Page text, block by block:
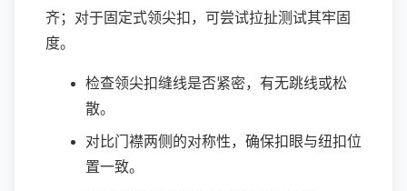
齐；对于固定式领尖扣，可尝试拉扯测试其牢固
度。
检查领尖扣缝线是否紧密，有无跳线或松
散。
对比门襟两侧的对称性，确保扣眼与纽扣位
置一致。